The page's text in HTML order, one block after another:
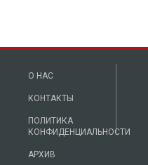
О НАС
КОНТАКТЫ
ПОЛИТИКА
КОНФИДЕНЦИАЛЬНОСТИ
АРХИВ